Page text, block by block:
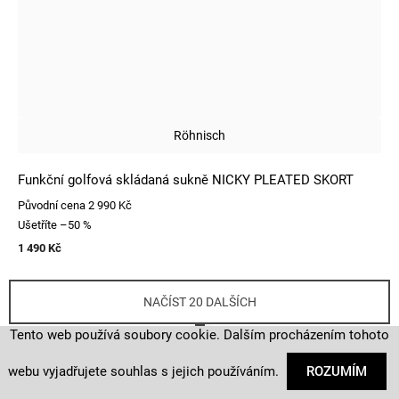
Tento web používá soubory cookie. Dalším procházením tohoto
webu vyjadřujete souhlas s jejich používáním. ROZUMÍM
Röhnisch
Funkční golfová skládaná sukně NICKY PLEATED SKORT
Původní cena 2 990 Kč
Ušetříte –50 %
1 490 Kč
v
NAČÍST 20 DALŠÍCH
S
á
1
3
položek celkem